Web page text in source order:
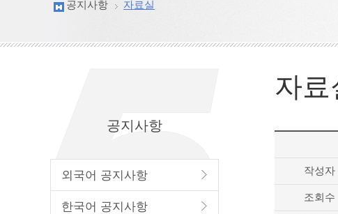
공지사항 자료실
공지사항
외국어 공지사항
한국어 공지사항
자료
작성자
조회수